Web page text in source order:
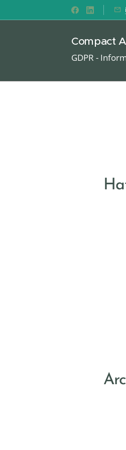
Compact
GDPR -